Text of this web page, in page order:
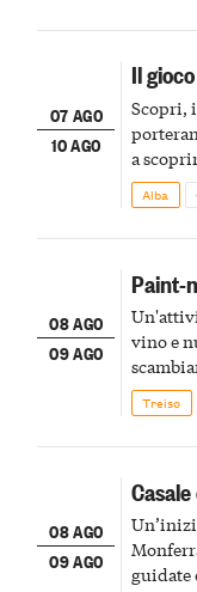
07 AGO
10 AGO
Il
Scopri,
a
Alba
08 AGO
09 AGO
Paint-
vino e
Treiso
08 AGO
09 AGO
guidate